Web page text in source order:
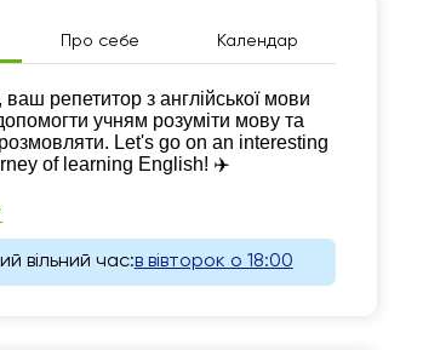
Про себе Календар
репетитор з англійської мови
учням розуміти мову та
Let's go on an interesting
of learning English! ✈️
вільний час:в вівторок о 18:00